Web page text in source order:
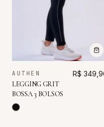
AUTHEN
LEGGING GRIT
BOSSA 3 BOLSOS
R$